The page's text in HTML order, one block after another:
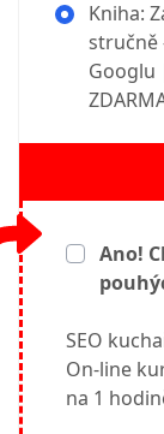
Kniha:
stručně
Googlu
Ano!
SEO
On-line
na 1